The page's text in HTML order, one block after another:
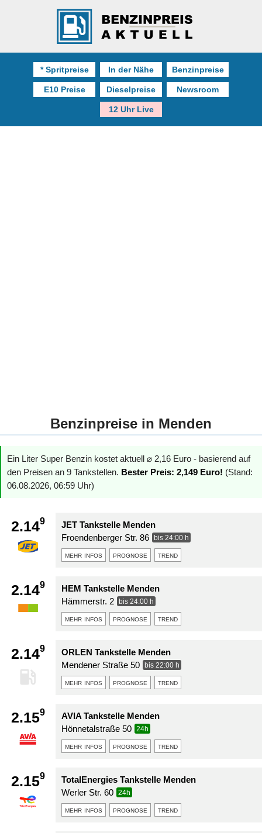
* Spritpreise In der Nähe Benzinpreise
E10 Preise Dieselpreise Newsroom
12 Uhr Live
Benzinpreise in Menden
Ein Liter Super Benzin kostet aktuell ⌀ 2,16 Euro - basierend auf
den Preisen an 9 Tankstellen. Bester Preis: 2,149 Euro! (Stand:
06.08.2026, 06:59 Uhr)
2.149
JET Tankstelle Menden
Froendenberger Str. 86
bis 24:00 h
mehr infos prognose trend
2.149
HEM Tankstelle Menden
Hämmerstr. 2
bis 24:00 h
mehr infos prognose trend
2.149
ORLEN Tankstelle Menden
Mendener Straße 50
bis 22:00 h
mehr infos prognose trend
2.159
AVIA Tankstelle Menden
Hönnetalstraße 50
24h
mehr infos prognose trend
2.159
TotalEnergies Tankstelle Menden
Werler Str. 60
24h
mehr infos prognose trend